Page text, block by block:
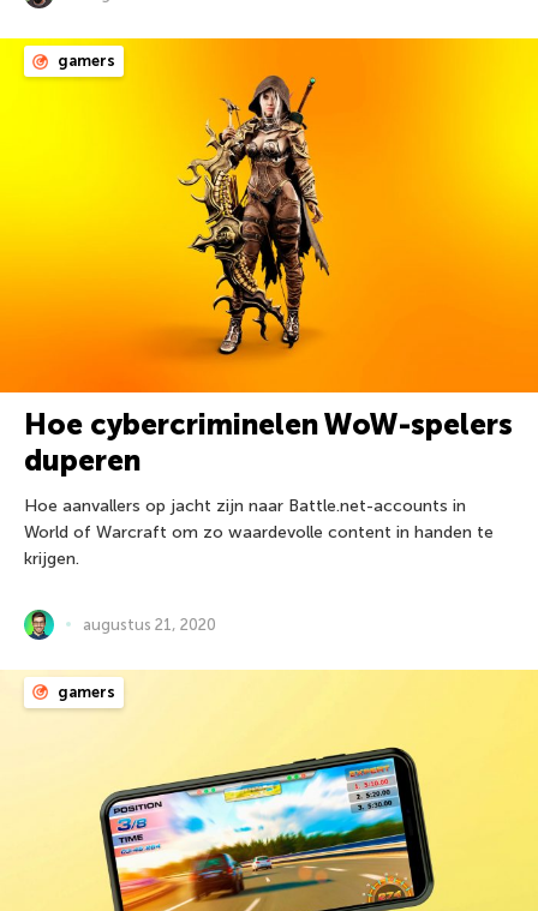
gamers
Hoe cybercriminelen WoW-spelers
duperen
Hoe aanvallers op jacht zijn naar Battle.net-accounts in
World of Warcraft om zo waardevolle content in handen te
krijgen.
augustus 21, 2020
gamers